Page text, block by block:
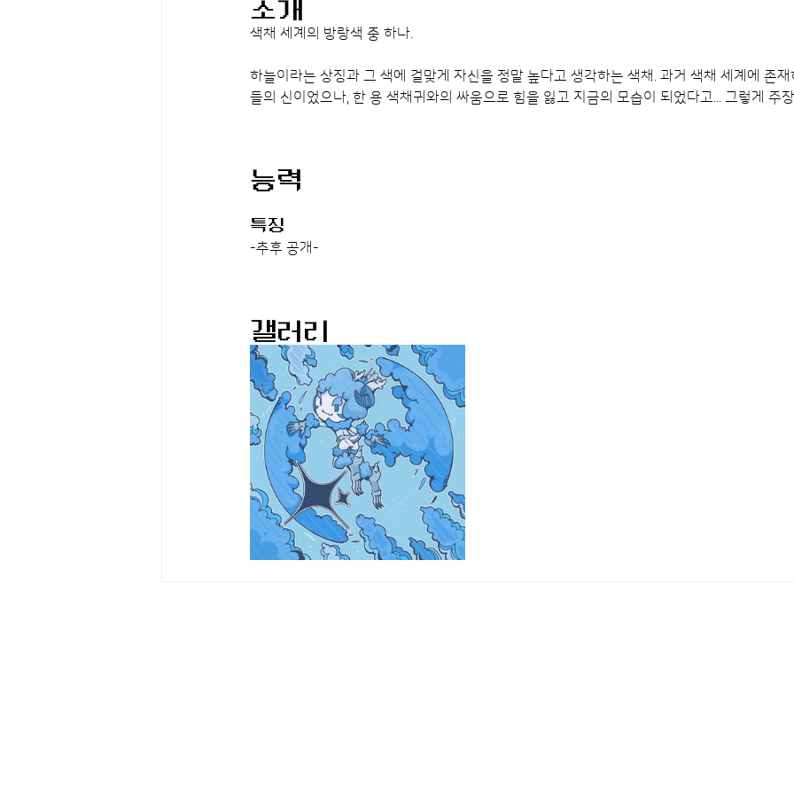
소개
색채 세계의 방랑색 중 하나.
하늘이라는 상징과 그 색에 걸맞게 자신을​ 정말 높다고 생각하는 색채. 과거 색채 세계에 존재
들의 신이었으나, 한 용 색채귀와의​ 싸움으로 힘을 잃고 지금의 모습이 되었다고...​ 그렇게 주
능력
특징
-추후 공개-
갤러리